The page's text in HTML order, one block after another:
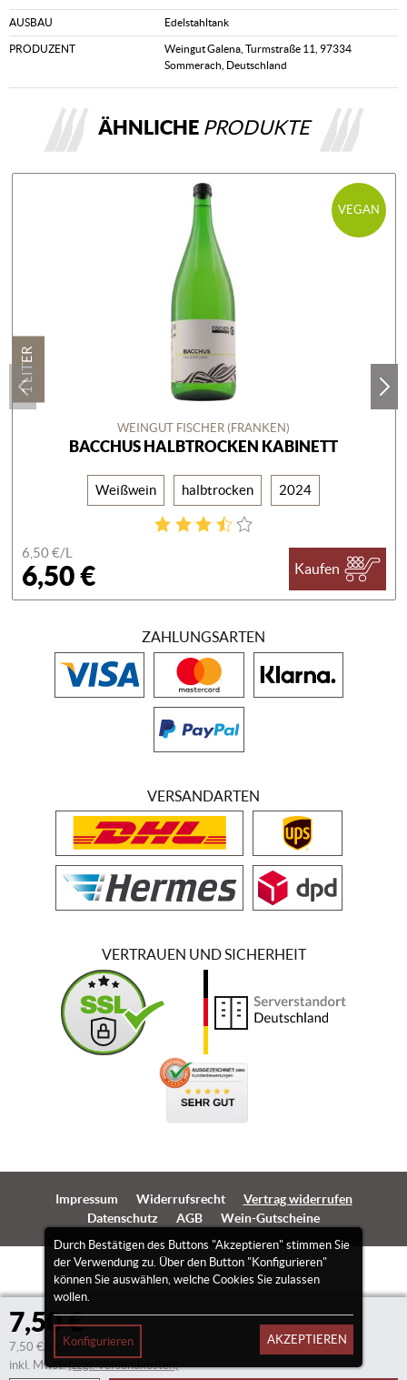
7,50 €
7,50 €/Liter
inkl. Mwst.(zzgl. Versandkosten)
AUSBAU Edelstahltank
PRODUZENT
Weingut Galena, Turmstraße 11, 97334
Sommerach, Deutschland
ÄHNLICHE PRODUKTE
VEGAN
1 LITER
WEINGUT FISCHER (FRANKEN)
BACCHUS HALBTROCKEN KABINETT
Weißwein halbtrocken 2024
6,50 €/L
6,50 € Kaufen
Durch Bestätigen des Buttons "Akzeptieren" stimmen Sie
der Verwendung zu. Über den Button "Konfigurieren"
können Sie auswählen, welche Cookies Sie zulassen
wollen.
Konfigurieren AKZEPTIEREN
ZAHLUNGSARTEN
VERSANDARTEN
VERTRAUEN UND SICHERHEIT
Impressum Widerrufsrecht
Vertrag widerrufen
Datenschutz
AGB Wein-Gutscheine